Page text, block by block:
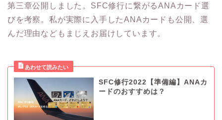
第三章公開しました。SFC修行に繋がるANAカード選
びを考察。私が実際に入手したANAカードも公開、選
んだ理由などもまじえお届けしています。
SFC修行2022【準備編】ANAカ
ードのおすすめは？